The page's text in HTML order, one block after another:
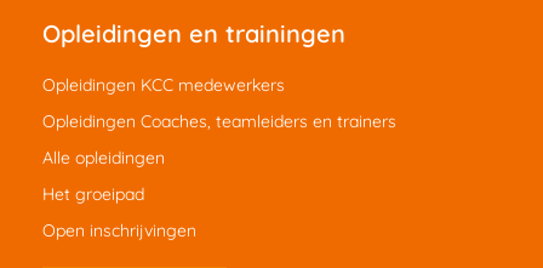
Opleidingen en trainingen
Opleidingen KCC medewerkers
Opleidingen Coaches, teamleiders en trainers
Alle opleidingen
Het groeipad
Open inschrijvingen